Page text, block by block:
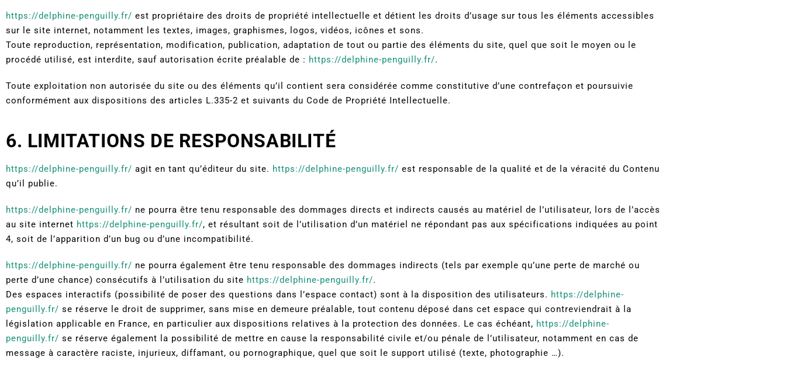
https://delphine-penguilly.fr/ est propriétaire des droits de propriété intellectuelle et détient les droits d’usage sur tous les éléments accessibles
sur le site internet, notamment les textes, images, graphismes, logos, vidéos, icônes et sons.
Toute reproduction, représentation, modification, publication, adaptation de tout ou partie des éléments du site, quel que soit le moyen ou le
procédé utilisé, est interdite, sauf autorisation écrite préalable de : https://delphine-penguilly.fr/.
Toute exploitation non autorisée du site ou des éléments qu’il contient sera considérée comme constitutive d’une contrefaçon et poursuivie
conformément aux dispositions des articles L.335-2 et suivants du Code de Propriété Intellectuelle.
6. LIMITATIONS DE RESPONSABILITÉ
https://delphine-penguilly.fr/ agit en tant qu’éditeur du site. https://delphine-penguilly.fr/ est responsable de la qualité et de la véracité du Contenu
qu’il publie.
https://delphine-penguilly.fr/ ne pourra être tenu responsable des dommages directs et indirects causés au matériel de l’utilisateur, lors de l’accès
au site internet https://delphine-penguilly.fr/, et résultant soit de l’utilisation d’un matériel ne répondant pas aux spécifications indiquées au point
4, soit de l’apparition d’un bug ou d’une incompatibilité.
https://delphine-penguilly.fr/ ne pourra également être tenu responsable des dommages indirects (tels par exemple qu’une perte de marché ou
perte d’une chance) consécutifs à l’utilisation du site https://delphine-penguilly.fr/.
Des espaces interactifs (possibilité de poser des questions dans l’espace contact) sont à la disposition des utilisateurs. https://delphine-
penguilly.fr/ se réserve le droit de supprimer, sans mise en demeure préalable, tout contenu déposé dans cet espace qui contreviendrait à la
législation applicable en France, en particulier aux dispositions relatives à la protection des données. Le cas échéant, https://delphine-
penguilly.fr/ se réserve également la possibilité de mettre en cause la responsabilité civile et/ou pénale de l’utilisateur, notamment en cas de
message à caractère raciste, injurieux, diffamant, ou pornographique, quel que soit le support utilisé (texte, photographie …).